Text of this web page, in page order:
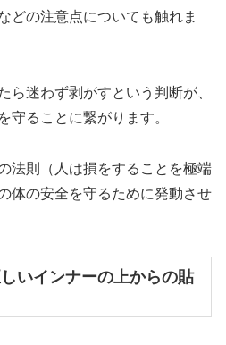
どの注意点についても触れま
ら迷わず剥がすという判断が、
守ることに繋がります。
法則（人は損をすることを極端
体の安全を守るために発動させ
いインナーの上からの貼